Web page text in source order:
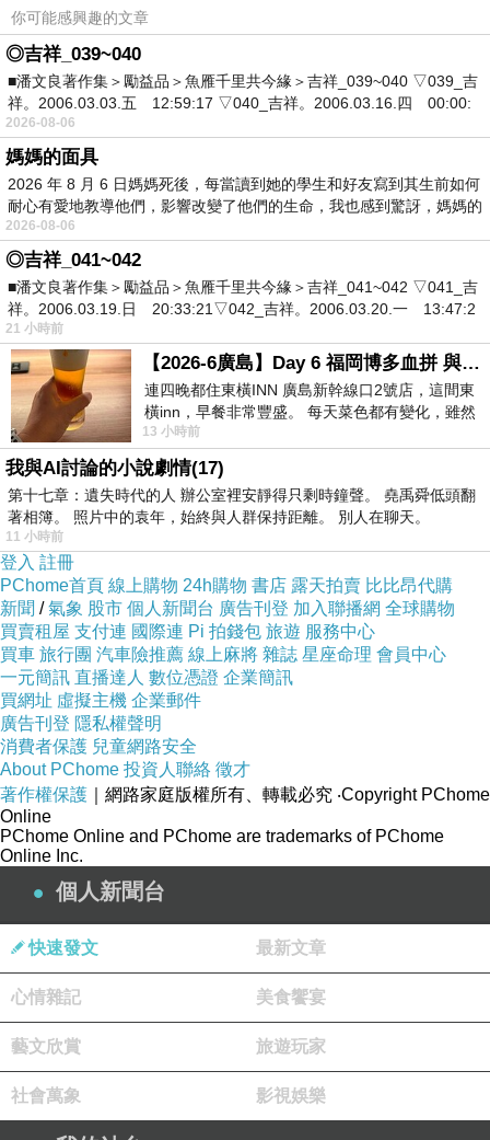
民宿外觀就像座小型城堡，不知道的人還以為是座遊樂園呢!
今天大雨不斷，想必入住率應該不高才對，想不到，這次連假幾乎天
你可能感興趣的文章
◎吉祥_039~040
■潘文良著作集＞勵益品＞魚雁千里共今緣＞吉祥_039~040 ▽039_吉
祥。2006.03.03.五 12:59:17 ▽040_吉祥。2006.03.16.四 00:00:
2026-08-06
媽媽的面具
2026 年 8 月 6 日媽媽死後，每當讀到她的學生和好友寫到其生前如何
耐心有愛地教導他們，影響改變了他們的生命，我也感到驚訝，媽媽的
2026-08-06
◎吉祥_041~042
■潘文良著作集＞勵益品＞魚雁千里共今緣＞吉祥_041~042 ▽041_吉
祥。2006.03.19.日 20:33:21▽042_吉祥。2006.03.20.一 13:47:2
21 小時前
【2026-6廣島】Day 6 福岡博多血拼 與機場接送少年司機深夜對談
連四晚都住東橫INN 廣島新幹線口2號店，這間東
橫inn，早餐非常豐盛。 每天菜色都有變化，雖然
看到工作人員拿出料理包加熱，但
13 小時前
我與AI討論的小說劇情(17)
第十七章：遺失時代的人 辦公室裡安靜得只剩時鐘聲。 堯禹舜低頭翻
著相簿。 照片中的袁年，始終與人群保持距離。 別人在聊天。
11 小時前
登入 註冊
PChome首頁 線上購物 24h購物 書店 露天拍賣 比比昂代購
新聞 /氣象 股市 個人新聞台 廣告刊登 加入聯播網 全球購物
買賣租屋 支付連 國際連 Pi 拍錢包 旅遊 服務中心
買車 旅行團 汽車險推薦 線上麻將 雜誌 星座命理 會員中心
一元簡訊 直播達人 數位憑證 企業簡訊
買網址 虛擬主機 企業郵件
廣告刊登 隱私權聲明
消費者保護 兒童網路安全
About PChome 投資人聯絡 徵才
著作權保護 ｜網路家庭版權所有、轉載必究 ‧Copyright PChome
Online
PChome Online and PChome are trademarks of PChome
Online Inc.
個人新聞台
快速發文 最新文章
心情雜記 美食饗宴
藝文欣賞 旅遊玩家
社會萬象 影視娛樂